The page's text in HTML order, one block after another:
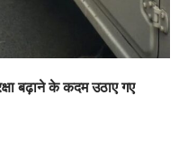
बढ़ाने के कदम उठाए गए